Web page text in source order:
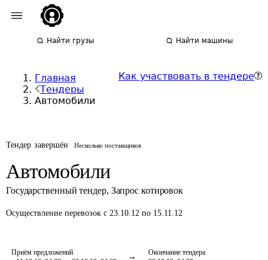
Найти грузы Найти машины
Главная
Тендеры
Автомобили
Как участвовать в тендере
Тендер завершён Несколько поставщиков
Автомобили
Государственный тендер, Запрос котировок
Осуществление перевозок с 23.10.12 по 15.11.12
Приём предложений
Окончание тендера